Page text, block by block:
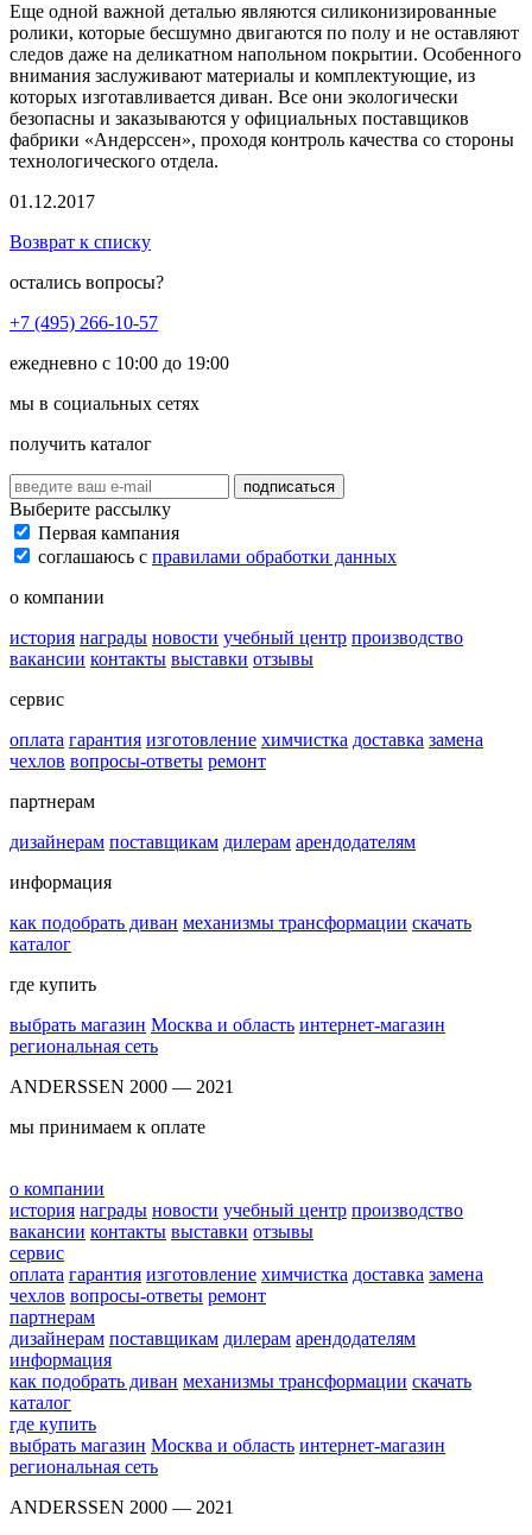
Еще одной важной деталью являются силиконизированные
ролики, которые бесшумно двигаются по полу и не оставляют
следов даже на деликатном напольном покрытии. Особенного
внимания заслуживают материалы и комплектующие, из
которых изготавливается диван. Все они экологически
безопасны и заказываются у официальных поставщиков
фабрики «Андерссен», проходя контроль качества со стороны
технологического отдела.
01.12.2017
Возврат к списку
остались вопросы?
+7 (495) 266-10-57
ежедневно с 10:00 до 19:00
мы в социальных сетях
получить каталог
подписаться
Выберите рассылку
Первая кампания
соглашаюсь с правилами обработки данных
о компании
история награды новости учебный центр производство
вакансии контакты выставки отзывы
сервис
оплата гарантия изготовление химчистка доставка замена
чехлов вопросы-ответы ремонт
партнерам
дизайнерам поставщикам дилерам арендодателям
информация
как подобрать диван механизмы трансформации скачать
каталог
где купить
выбрать магазин Москва и область интернет-магазин
региональная сеть
ANDERSSEN 2000 — 2021
мы принимаем к оплате
о компании
история награды новости учебный центр производство
вакансии контакты выставки отзывы
сервис
оплата гарантия изготовление химчистка доставка замена
чехлов вопросы-ответы ремонт
партнерам
дизайнерам поставщикам дилерам арендодателям
информация
как подобрать диван механизмы трансформации скачать
каталог
где купить
выбрать магазин Москва и область интернет-магазин
региональная сеть
ANDERSSEN 2000 — 2021